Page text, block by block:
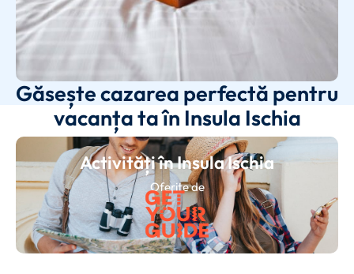
Găsește cazarea perfectă pentru
vacanța ta în Insula Ischia
Activități în Insula Ischia
Oferite de